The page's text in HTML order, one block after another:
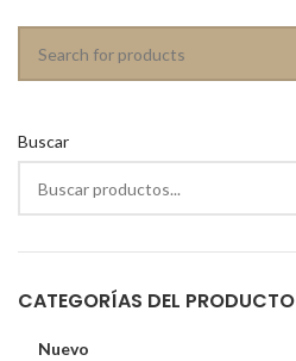
Buscar
CATEGORÍAS DEL PRODUCTO
Nuevo